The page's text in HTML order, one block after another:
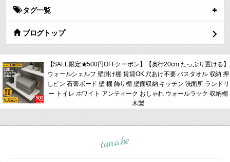
タグ一覧
ブログトップ
【SALE限定★500円OFFクーポン】【奥行20cm たっぷり置ける】
ウォールシェルフ 壁掛け棚 賃貸OK 穴あけ不要 バスタオル 収納 押
しピン 石膏ボード 壁 棚 飾り棚 壁面収納 キッチン 洗面所 ランドリ
ー トイレ ホワイト アンティーク おしゃれ ウォールラック 収納棚
木製
tuna.be